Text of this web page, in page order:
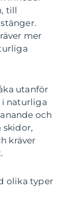
till
mer
utanför
i naturliga
och
skidor,
kräver
olika typer